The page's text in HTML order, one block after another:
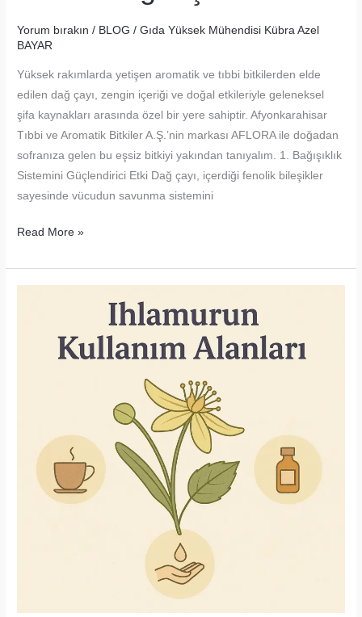
Yorum bırakın / BLOG /Gıda Yüksek Mühendisi Kübra Azel
BAYAR
Yüksek rakımlarda yetişen aromatik ve tıbbi bitkilerden elde
edilen dağ çayı, zengin içeriği ve doğal etkileriyle geleneksel
şifa kaynakları arasında özel bir yere sahiptir. Afyonkarahisar
Tıbbi ve Aromatik Bitkiler A.Ş.’nin markası AFLORA ile doğadan
sofranıza gelen bu eşsiz bitkiyi yakından tanıyalım. 1. Bağışıklık
Sistemini Güçlendirici Etki Dağ çayı, içerdiği fenolik bileşikler
sayesinde vücudun savunma sistemini
Dağ
Kullanım
Read More »